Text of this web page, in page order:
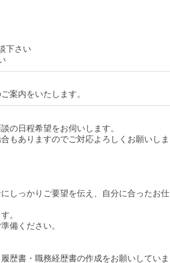
下さい
案内をいたします。
の日程希望をお伺いします。
もありますのでご対応よろしくお願いしま
しっかりご要望を伝え、自分に合ったお仕
。
備ください。
歴書・職務経歴書の作成をお願いしていま